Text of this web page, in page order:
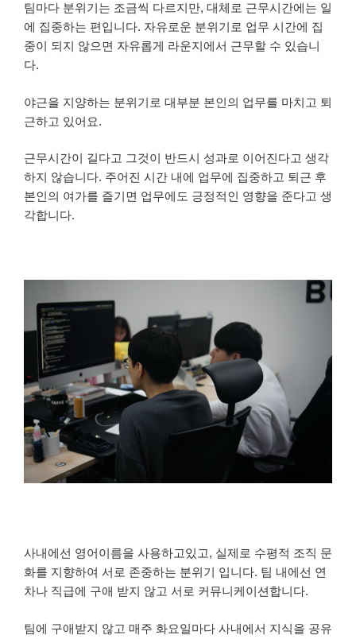
팀마다 분위기는 조금씩 다르지만, 대체로 근무시간에는 일
에 집중하는 편입니다. 자유로운 분위기로 업무 시간에 집
중이 되지 않으면 자유롭게 라운지에서 근무할 수 있습니
다.
야근을 지양하는 분위기로 대부분 본인의 업무를 마치고 퇴
근하고 있어요.
근무시간이 길다고 그것이 반드시 성과로 이어진다고 생각
하지 않습니다. 주어진 시간 내에 업무에 집중하고 퇴근 후
본인의 여가를 즐기면 업무에도 긍정적인 영향을 준다고 생
각합니다.
사내에선 영어이름을 사용하고있고, 실제로 수평적 조직 문
화를 지향하여 서로 존중하는 분위기 입니다. 팀 내에선 연
차나 직급에 구애 받지 않고 서로 커뮤니케이션합니다.
팀에 구애받지 않고 매주 화요일마다 사내에서 지식을 공유